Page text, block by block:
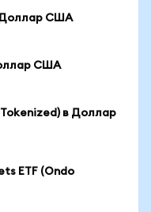
Доллар США
США
Tokenized) в Доллар
ETF (Ondo